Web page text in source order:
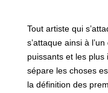
Tout artiste qui
s’attaque ainsi à
puissants et les
sépare les choses
la définition des